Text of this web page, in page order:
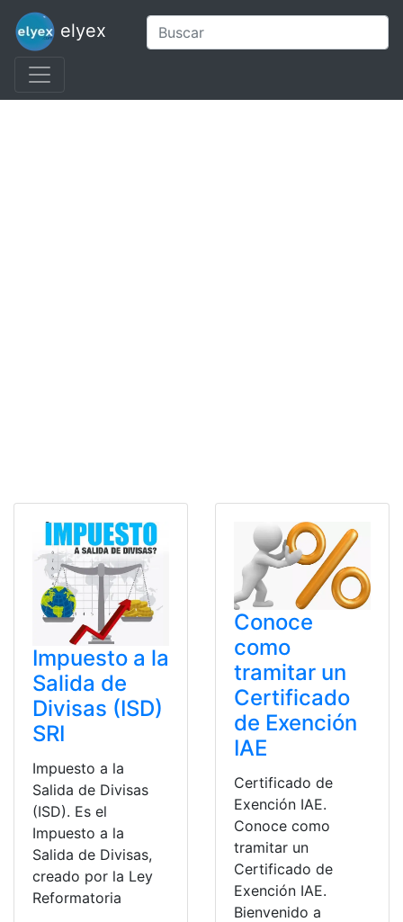
elyex
Impuesto a la
Salida de
Divisas (ISD)
SRI
Impuesto a la
Salida de Divisas
(ISD). Es el
Impuesto a la
Salida de Divisas,
creado por la Ley
Reformatoria
Conoce
como
tramitar un
Certificado
de Exención
IAE
Certificado de
Exención IAE.
Conoce como
tramitar un
Certificado de
Exención IAE.
Bienvenido a